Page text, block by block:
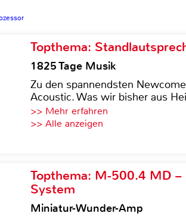
Topthema:
1825 Tage Musik
Zu den spannendsten
Acoustic. Was wir bisher aus
>> Mehr erfahren
>> Alle anzeigen
Topthema: M-500.4 MD
System
Miniatur-Wunder-Amp